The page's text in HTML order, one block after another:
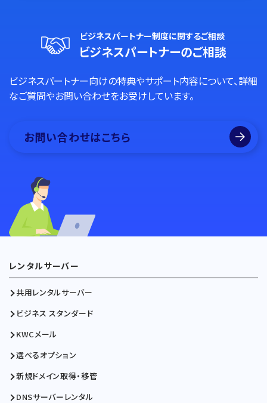
ビジネスパートナー制度に関するご相談
ビジネスパートナーのご相談
ビジネスパートナー向けの特典やサポート内容について、詳細
なご質問やお問い合わせをお受けしています。
お問い合わせはこちら
レンタルサーバー
共用レンタルサーバー
ビジネス スタンダード
KWCメール
選べるオプション
新規ドメイン取得・移管
DNSサーバーレンタル